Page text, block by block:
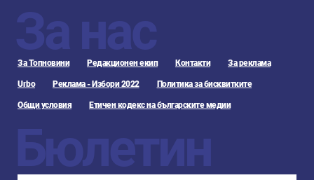
За нас
За Топновини Редакционен екип Контакти За реклама
Urbo Реклама - Избори 2022 Политика за бисквитките
Общи условия Етичен кодекс на българските медии
Бюлетин